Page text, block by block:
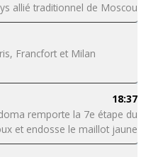
allié traditionnel de Moscou
Francfort et Milan
18:37
remporte la 7e étape du
et endosse le maillot jaune